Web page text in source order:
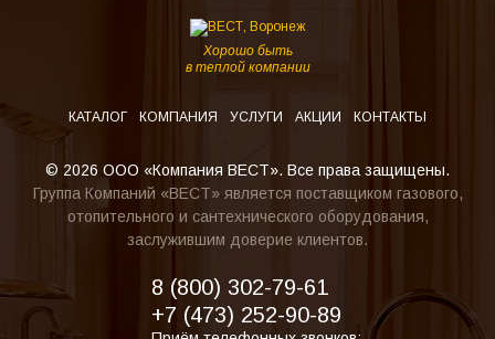
Хорошо быть
в теплой компании
КАТАЛОГ КОМПАНИЯ УСЛУГИ АКЦИИ КОНТАКТЫ
© 2026 ООО «Компания ВЕСТ». Все права защищены.
Группа Компаний «ВЕСТ» является поставщиком газового,
отопительного и сантехнического оборудования,
заслужившим доверие клиентов.
8 (800) 302-79-61
+7 (473) 252-90-89